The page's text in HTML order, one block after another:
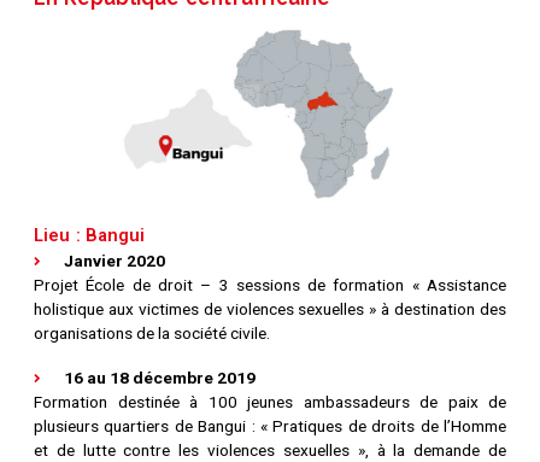
Lieu : Bangui
Janvier 2020
Projet École de droit – 3 sessions de formation « Assistance
holistique aux victimes de violences sexuelles » à destination des
organisations de la société civile.
16 au 18 décembre 2019
Formation destinée à 100 jeunes ambassadeurs de paix de
plusieurs quartiers de Bangui : « Pratiques de droits de l’Homme
et de lutte contre les violences sexuelles », à la demande de